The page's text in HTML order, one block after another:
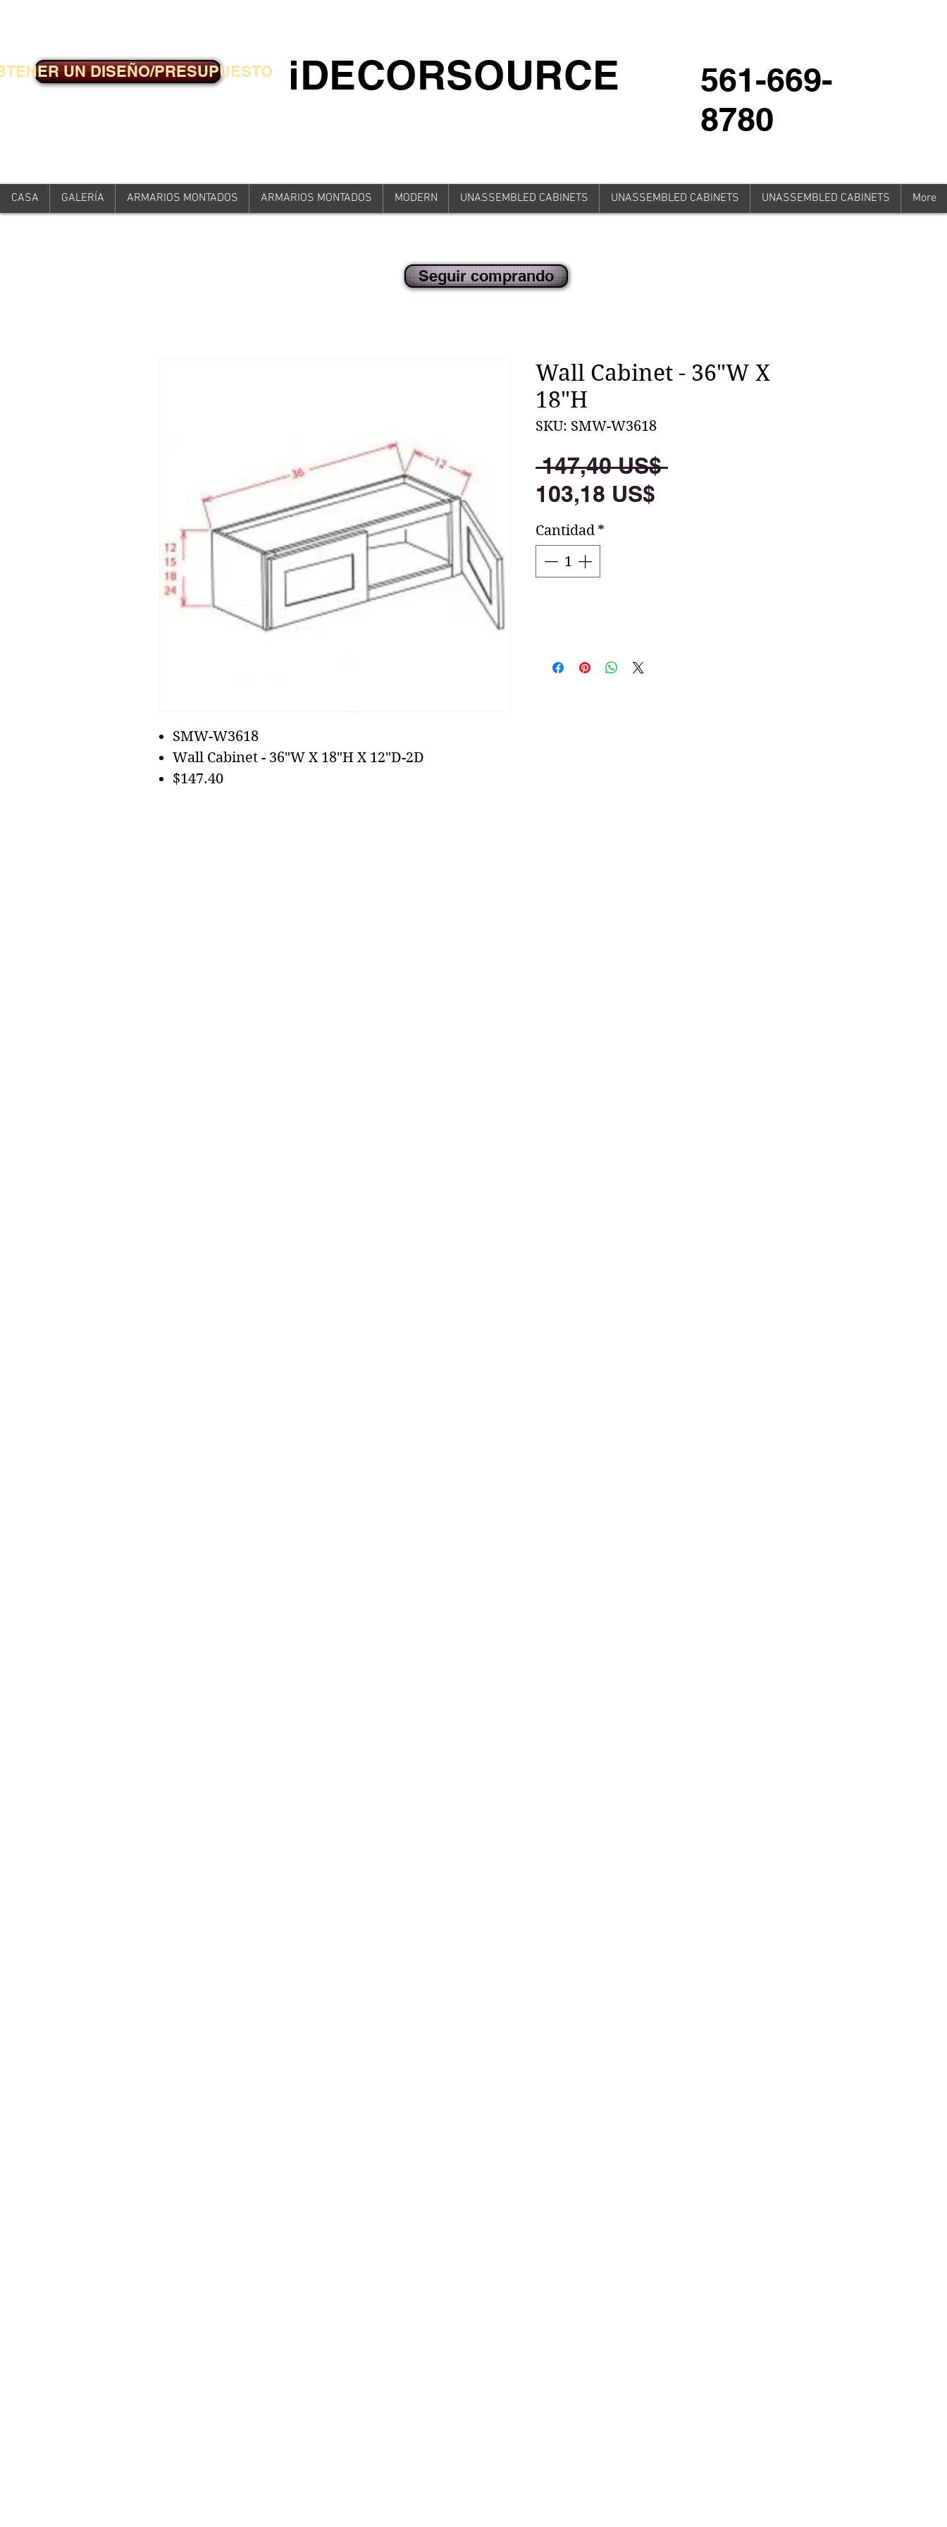
UN DISEÑO/PRESUPUESTO iDECORSOURCE
561-669-
8780
CASA GALERÍA ARMARIOS MONTADOS ARMARIOS MONTADOS MODERN UNASSEMBLED CABINETS UNASSEMBLED CABINETS UNASSEMBLED CABINETS More
SMW-W3618
Wall Cabinet - 36"W X 18"H X 12"D-2D
$147.40
Wall Cabinet - 36"W X
18"H
SKU: SMW-W3618
147,40 US$ Precio
103,18 US$
Cantidad *
Seguir comprando